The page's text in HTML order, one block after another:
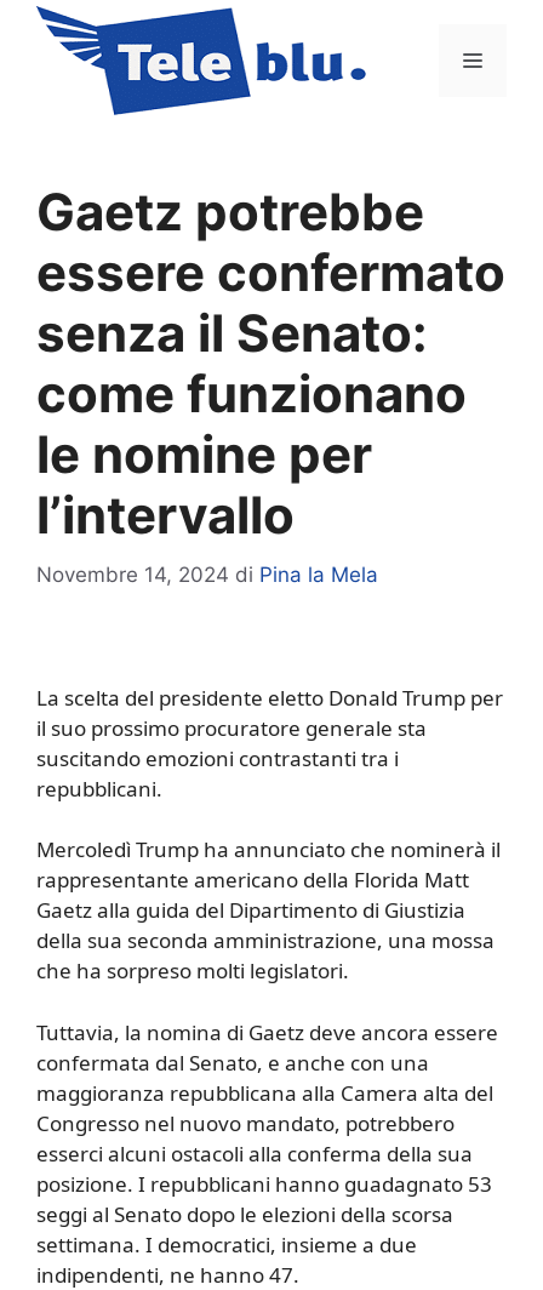
contenuto
Menu
Gaetz potrebbe
essere confermato
senza il Senato:
come funzionano
le nomine per
l’intervallo
Novembre 14, 2024 di Pina la Mela
La scelta del presidente eletto Donald Trump per
il suo prossimo procuratore generale sta
suscitando emozioni contrastanti tra i
repubblicani.
Mercoledì Trump ha annunciato che nominerà il
rappresentante americano della Florida Matt
Gaetz alla guida del Dipartimento di Giustizia
della sua seconda amministrazione, una mossa
che ha sorpreso molti legislatori.
Tuttavia, la nomina di Gaetz deve ancora essere
confermata dal Senato, e anche con una
maggioranza repubblicana alla Camera alta del
Congresso nel nuovo mandato, potrebbero
esserci alcuni ostacoli alla conferma della sua
posizione. I repubblicani hanno guadagnato 53
seggi al Senato dopo le elezioni della scorsa
settimana. I democratici, insieme a due
indipendenti, ne hanno 47.